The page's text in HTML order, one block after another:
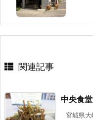
関連記事
中央食堂
宮城県